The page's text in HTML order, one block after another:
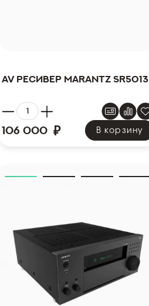
AV ресивер Marantz SR5013
106 000 ₽ В корзину